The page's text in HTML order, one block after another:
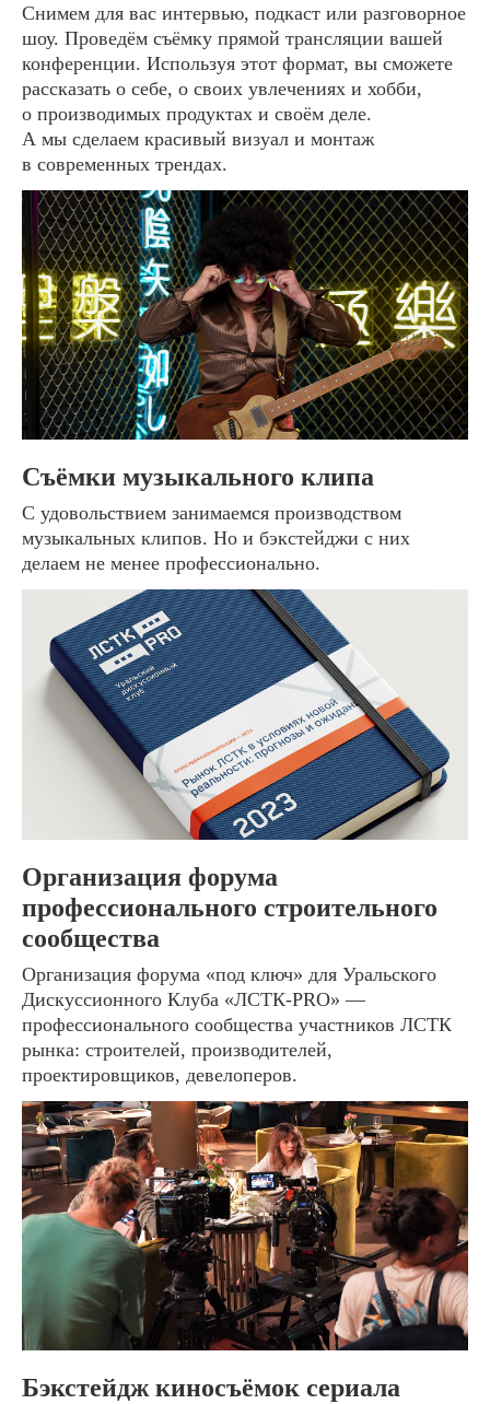
Снимем для вас интервью, подкаст или разговорное
шоу. Проведём съёмку прямой трансляции вашей
конференции. Используя этот формат, вы сможете
рассказать о себе, о своих увлечениях и хобби,
о производимых продуктах и своём деле.
А мы сделаем красивый визуал и монтаж
в современных трендах.
Съёмки музыкального клипа
С удовольствием занимаемся производством
музыкальных клипов. Но и бэкстейджи с них
делаем не менее профессионально.
Организация форума
профессионального строительного
сообщества
Организация форума «под ключ» для Уральского
Дискуссионного Клуба «ЛСТК-PRO» —
профессионального сообщества участников ЛСТК
рынка: строителей, производителей,
проектировщиков, девелоперов.
Бэкстейдж киносъёмок сериала